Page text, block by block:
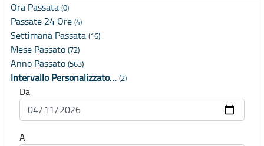
Ora Passata (0)
Passate 24 Ore (4)
Settimana Passata (16)
Mese Passato (72)
Anno Passato (563)
Intervallo Personalizzato… (2)
Da
A